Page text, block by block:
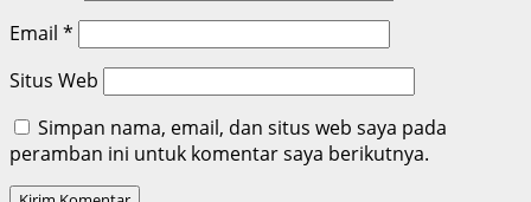
Email *
Situs Web
Simpan nama, email, dan situs web saya pada
peramban ini untuk komentar saya berikutnya.